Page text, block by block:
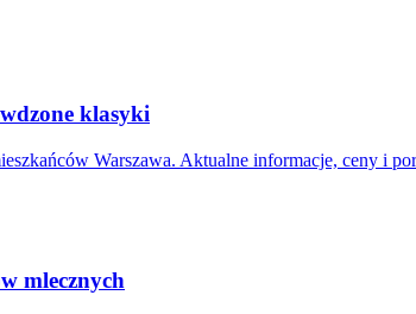
klasyki
Warszawa. Aktualne informacje, ceny i
mlecznych